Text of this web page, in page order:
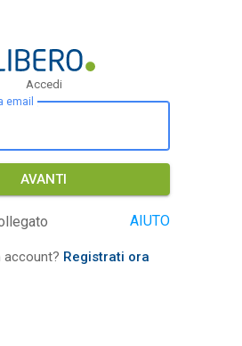
Accedi
email
AVANTI
AIUTO
account? Registrati ora